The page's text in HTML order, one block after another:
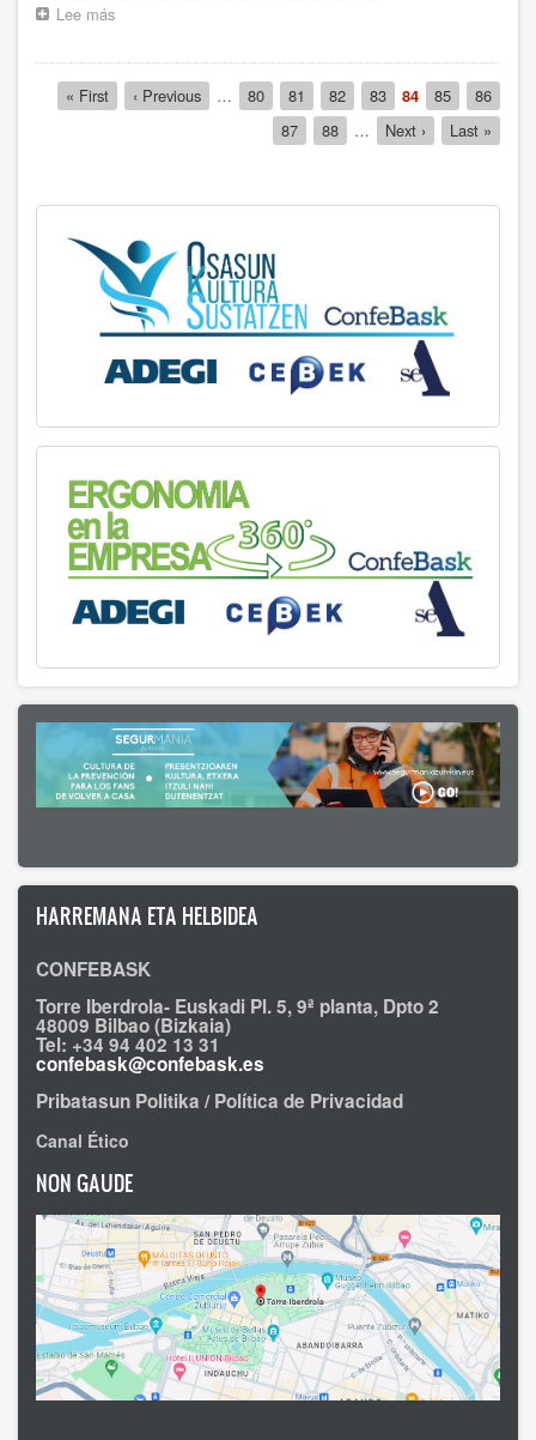
Lee más
el
homenaje
Blanco
Paginación
Primera
página
« First
Página
anterior
‹ Previous … Página
80 Página
81 Página
82 Página
83
Página
actual
84 Página
85 Página
86
Página
87 Página
88 …
Siguiente
página
Next ›
Última
página
Last »
HARREMANA ETA HELBIDEA
CONFEBASK
Torre Iberdrola- Euskadi Pl. 5, 9ª planta, Dpto 2
48009 Bilbao (Bizkaia)
Tel: +34 94 402 13 31
confebask@confebask.es
Pribatasun Politika / Política de Privacidad
Canal Ético
NON GAUDE